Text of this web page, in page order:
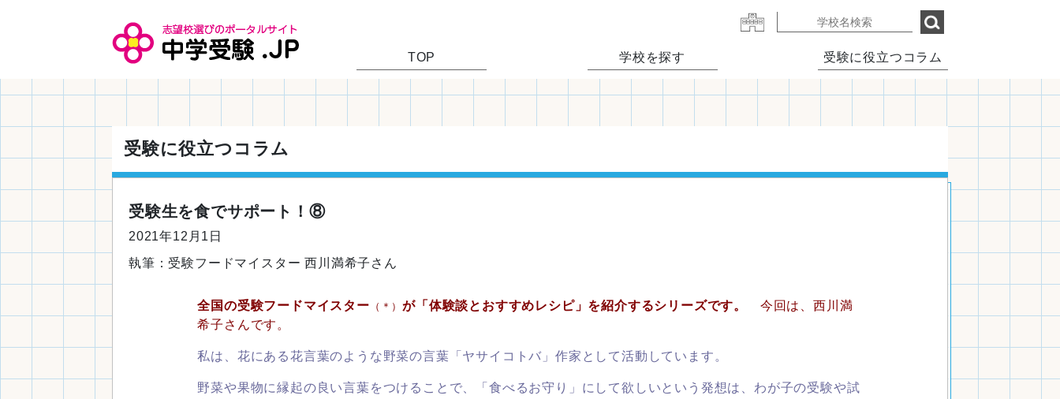
TOP 学校を探す 受験に役立つコラム
受験に役立つコラム
受験生を食でサポート！⑧
2021年12月1日
執筆：受験フードマイスター 西川満希子さん
全国の受験フードマイスター （＊）が「体験談とおすすめレシピ」を紹介するシリーズです。 今回は、西川満
希子さんです。
私は、花にある花言葉のような野菜の言葉「ヤサイコトバ」作家として活動しています。
野菜や果物に縁起の良い言葉をつけることで、「食べるお守り」にして欲しいという発想は、わが子の受験や試